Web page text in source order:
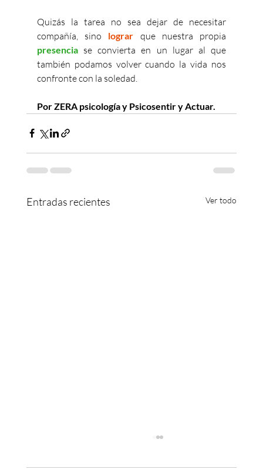
Quizás la tarea no sea dejar de necesitar
compañía, sino lograr
presencia se convierta en un lugar al que
también podamos volver cuando la vida nos
confronte con la soledad.
Por ZERA psicología y Psicosentir y Actuar.
Entradas recientes Ver todo